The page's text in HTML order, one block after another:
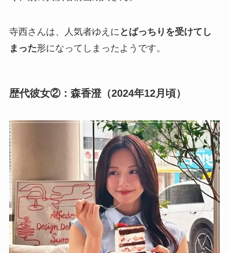
寺西さんは、人気者ゆえに とばっちりを受けてし
まった形になってしまったようです。
歴代彼女②：森香澄（2024年12月頃）